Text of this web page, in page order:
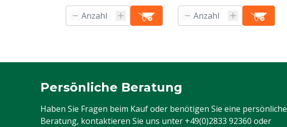
Persönliche Beratung
Haben Sie Fragen beim Kauf oder benötigen Sie eine persönliche
Beratung, kontaktieren Sie uns unter +49(0)2833 92360 oder